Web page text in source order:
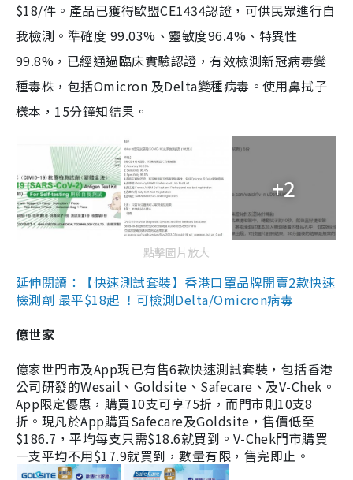
$18/件。產品已獲得歐盟CE1434認證，可供民眾進行自
我檢測。準確度 99.03%、靈敏度96.4%、特異性
99.8%，已經通過臨床實驗認證，有效檢測新冠病毒變
種毒株，包括Omicron 及Delta變種病毒。使用鼻拭子
樣本，15分鐘知結果。
+2
點擊圖片放大
延伸閱讀：【快速測試套裝】香港口罩品牌開賣2款快速
檢測劑 最平$18起 ！可檢測Delta/Omicron病毒
億世家
億家世門市及App現已有售6款快速測試套裝，包括香港
公司研發的Wesail、Goldsite、Safecare、及V-Chek。
App限定優惠，購買10支可享75折，而門市則10支8
折。現凡於App購買Safecare及Goldsite，售價低至
$186.7，平均每支只需$18.6就買到。V-Chek門市購買
一支平均不用$17.9就買到，數量有限，售完即止。